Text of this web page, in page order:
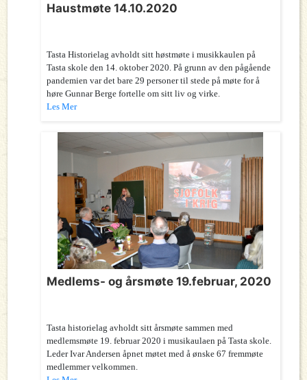
Haustmøte 14.10.2020
Tasta Historielag avholdt sitt høstmøte i musikkaulen på
Tasta skole den 14. oktober 2020. På grunn av den pågående
pandemien var det bare 29 personer til stede på møte for å
høre Gunnar Berge fortelle om sitt liv og virke.
Les Mer
Medlems- og årsmøte 19.februar, 2020
Tasta historielag avholdt sitt årsmøte sammen med
medlemsmøte 19. februar 2020 i musikaulaen på Tasta skole.
Leder Ivar Andersen åpnet møtet med å ønske 67 fremmøte
medlemmer velkommen.